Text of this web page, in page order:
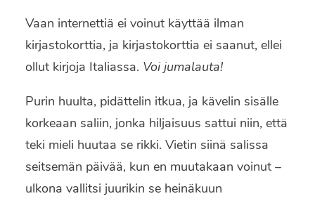
Vaan internettiä ei voinut käyttää ilman
kirjastokorttia, ja kirjastokorttia ei saanut, ellei
ollut kirjoja Italiassa. Voi jumalauta!
Purin huulta, pidättelin itkua, ja kävelin sisälle
korkeaan saliin, jonka hiljaisuus sattui niin, että
teki mieli huutaa se rikki. Vietin siinä salissa
seitsemän päivää, kun en muutakaan voinut –
ulkona vallitsi juurikin se heinäkuun